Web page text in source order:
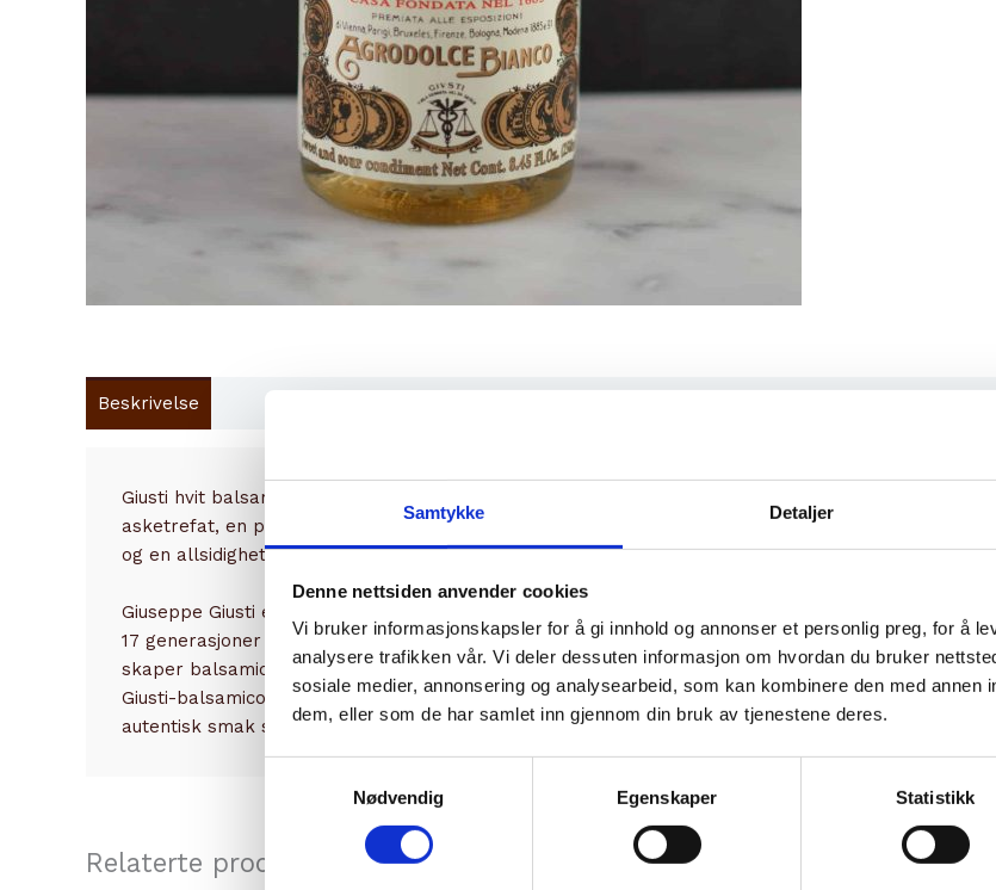
Samtykke Detaljer
Denne nettsiden anvender cookies
Vi bruker informasjonskapsler for å gi innhold og annonser et personlig preg, for å
analysere trafikken vår. Vi deler dessuten informasjon om hvordan du bruker
sosiale medier, annonsering og analysearbeid, som kan kombinere den med annen
dem, eller som de har samlet inn gjennom din bruk av tjenestene deres.
Nødvendig
Egenskaper Statistikk
Beskrivelse
Giusti hvit balsamico lages av søte Trebbiano-druer, hvis saft kombineres med hvitvinseddik av
asketrefat, en prosess som bevarer de fruktige og florale aromaene fra druene. Resultatet er en
og en allsidighet som gjør den enkel å bruke. Den passer perfekt til grønnsaker, fisk, kjøtt og
Giuseppe Giusti er en av verdens eldste og mest anerkjente produsenter av balsamicoeddik.
17 generasjoner befestet sitt rykte som de ubestridte mestrene av ekte balsamico. De forener
skaper balsamico som feirer både kvalitet og arv. Hver dråpe bærer vitnesbyrd om en lidenskap
Giusti-balsamicoen tilberedes med omhu og lagres i et variert utvalg av tresorter. Denne
autentisk smak som er helt uovertruffen.
Relaterte produkter